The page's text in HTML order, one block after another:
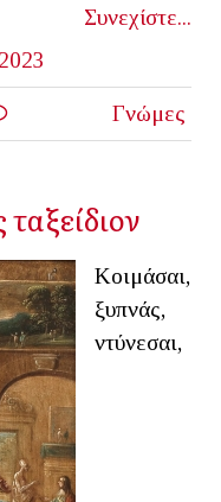
Συνεχίστε...
Γνώμες
Κοιμάσαι,
ξυπνάς,
ντύνεσαι,